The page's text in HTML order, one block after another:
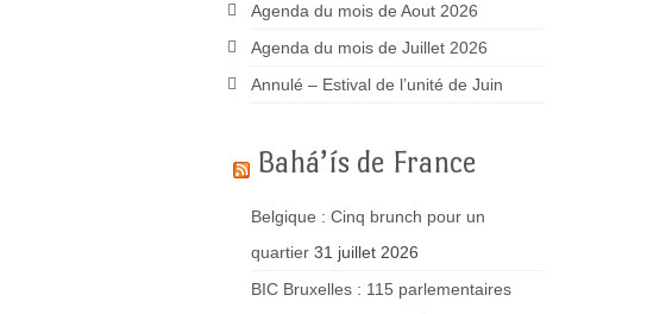
Agenda du mois de Aout 2026
Agenda du mois de Juillet 2026
Annulé – Estival de l’unité de Juin
Bahá’ís de France
Belgique : Cinq brunch pour un
quartier 31 juillet 2026
BIC Bruxelles : 115 parlementaires